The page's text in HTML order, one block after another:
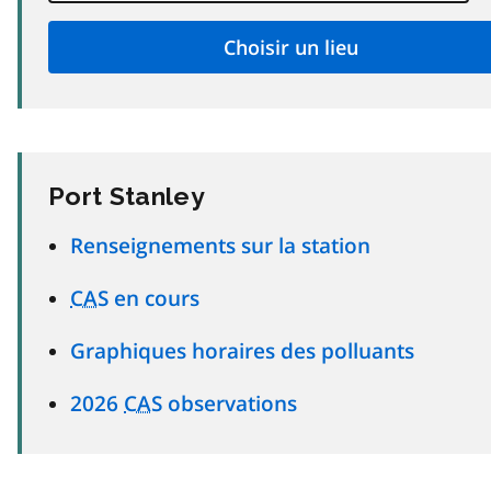
Port Stanley
Renseignements sur la station
CAS en cours
Graphiques horaires des polluants
2026 CAS observations